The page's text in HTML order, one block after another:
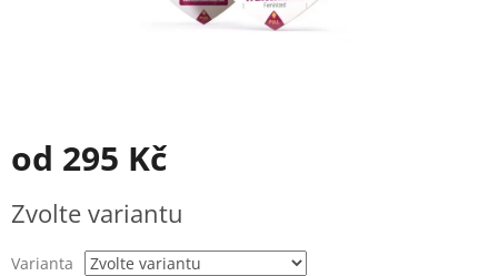
od 295 Kč
cena:
Zvolte variantu
Varianta